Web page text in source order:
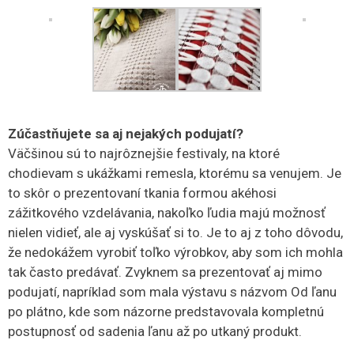
Zúčastňujete sa aj nejakých podujatí?
Väčšinou sú to najrôznejšie festivaly, na ktoré
chodievam s ukážkami remesla, ktorému sa venujem. Je
to skôr o prezentovaní tkania formou akéhosi
zážitkového vzdelávania, nakoľko ľudia majú možnosť
nielen vidieť, ale aj vyskúšať si to. Je to aj z toho dôvodu,
že nedokážem vyrobiť toľko výrobkov, aby som ich mohla
tak často predávať. Zvyknem sa prezentovať aj mimo
podujatí, napríklad som mala výstavu s názvom Od ľanu
po plátno, kde som názorne predstavovala kompletnú
postupnosť od sadenia ľanu až po utkaný produkt.